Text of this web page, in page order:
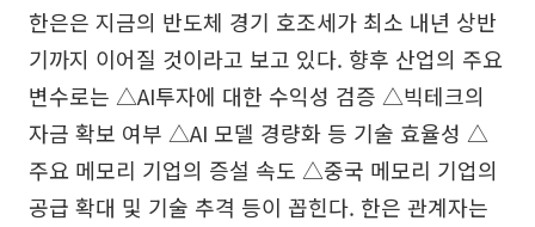
한은은 지금의 반도체 경기 호조세가 최소 내년 상반
기까지 이어질 것이라고 보고 있다. 향후 산업의 주요
변수로는 △AI투자에 대한 수익성 검증 △빅테크의
자금 확보 여부 △AI 모델 경량화 등 기술 효율성 △
주요 메모리 기업의 증설 속도 △중국 메모리 기업의
공급 확대 및 기술 추격 등이 꼽힌다. 한은 관계자는